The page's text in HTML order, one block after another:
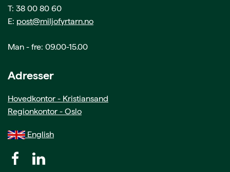
T: 38 00 80 60
E: post@miljofyrtarn.no
Man - fre: 09.00-15.00
Adresser
Hovedkontor - Kristiansand
Regionkontor - Oslo
English